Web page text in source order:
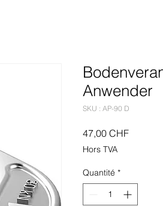
Anwender
SKU : AP-90 D
47,00 CHFPrix
Hors TVA
Quantité *